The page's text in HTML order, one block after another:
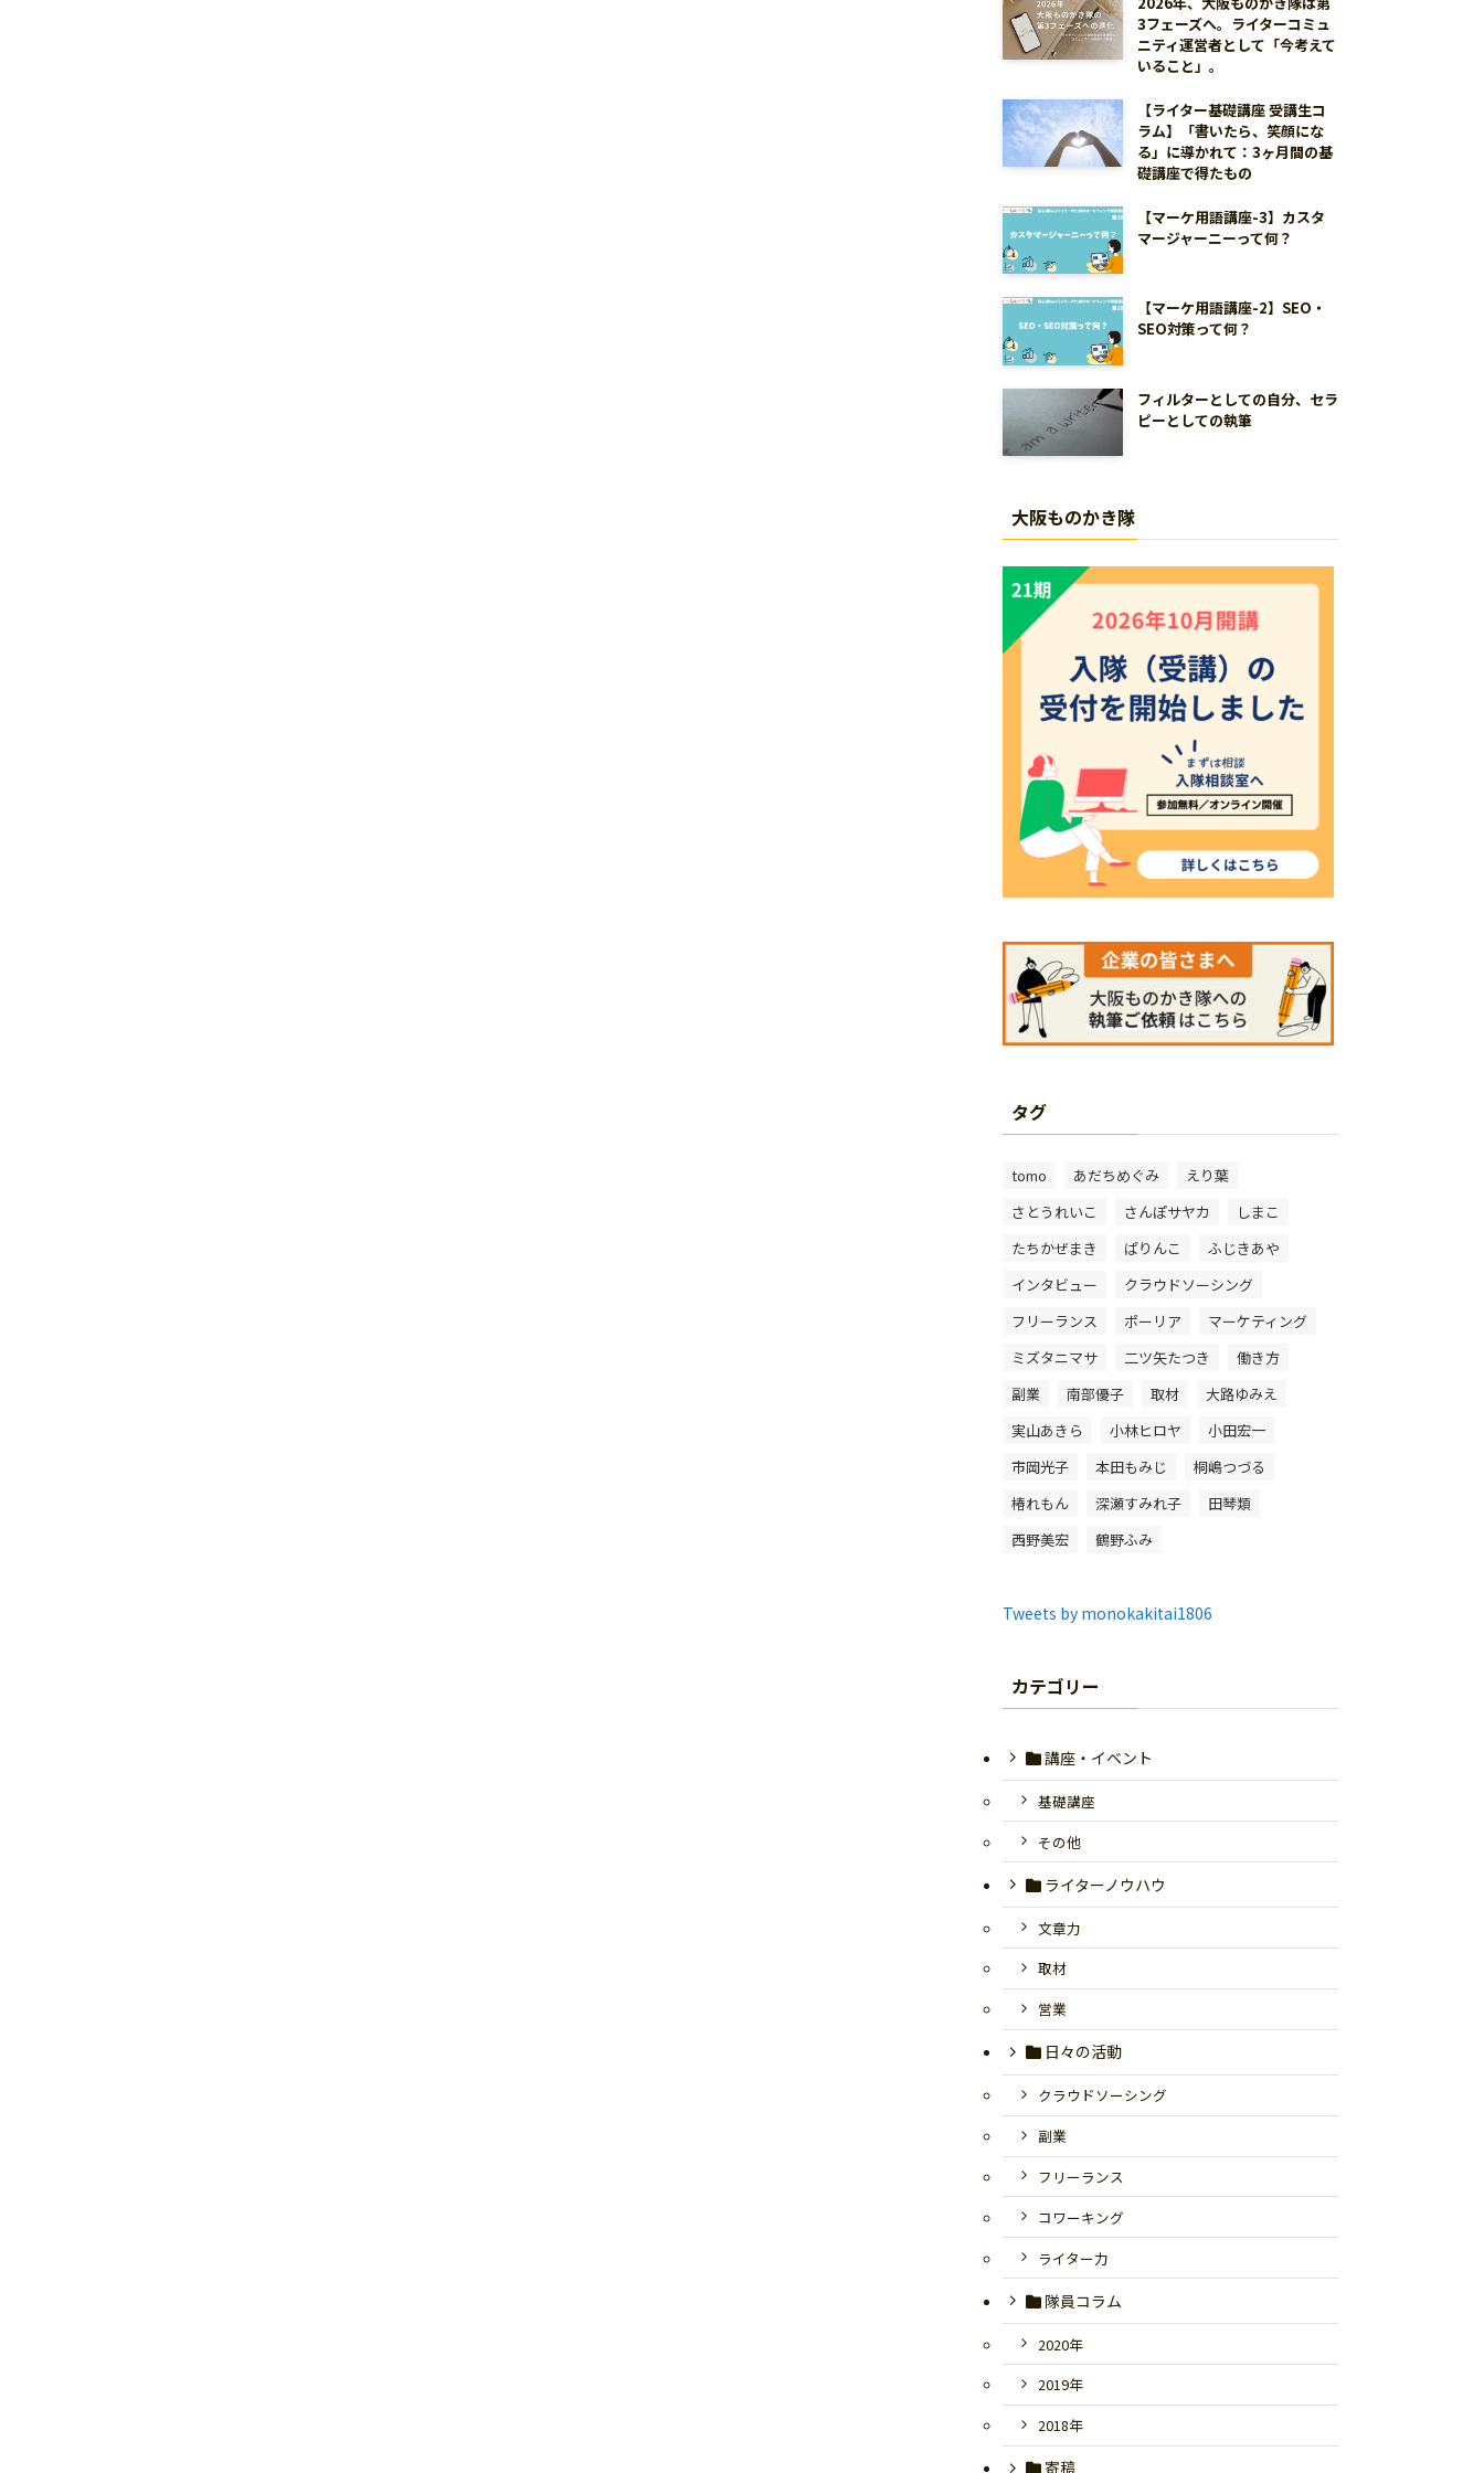
3フェーズへ。ライターコミュ
ニティ運営者として「今考えて
いること」。
【ライター基礎講座 受講生コ
ラム】「書いたら、笑顔にな
る」に導かれて：3ヶ月間の基
礎講座で得たもの
【マーケ用語講座-3】カスタ
マージャーニーって何？
【マーケ用語講座-2】SEO・
SEO対策って何？
フィルターとしての自分、セラ
ピーとしての執筆
大阪ものかき隊
タグ
tomo あだちめぐみ
えり葉
さとうれいこ
さんぽサヤカ
しまこ
たちかぜまき
ぱりんこ
ふじきあや
インタビュー
クラウドソーシング
フリーランス
ポーリア
マーケティング
ミズタニマサ
二ツ矢たつき
働き方
副業
南部優子 取材
大路ゆみえ
実山あきら
小林ヒロヤ
小田宏一
市岡光子
本田もみじ
桐嶋つづる
椿れもん
深瀬すみれ子
田琴類
西野美宏
鶴野ふみ
Tweets by monokakitai1806
カテゴリー
講座・イベント
基礎講座
その他
ライターノウハウ
文章力
取材
営業
日々の活動
クラウドソーシング
副業
フリーランス
コワーキング
ライター力
隊員コラム
2020年
2019年
2018年
寄稿